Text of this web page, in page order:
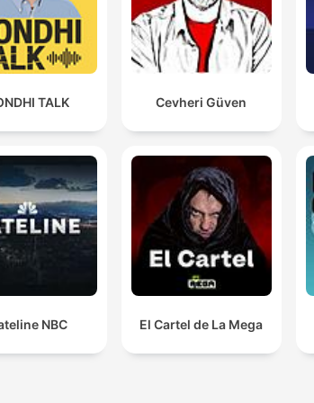
TALK Cevheri Güven
NBC El Cartel de La Mega